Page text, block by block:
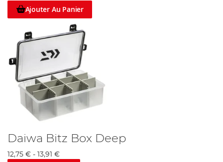
Ajouter Au Panier
Daiwa Bitz Box Deep
12,75 € - 13,91 €